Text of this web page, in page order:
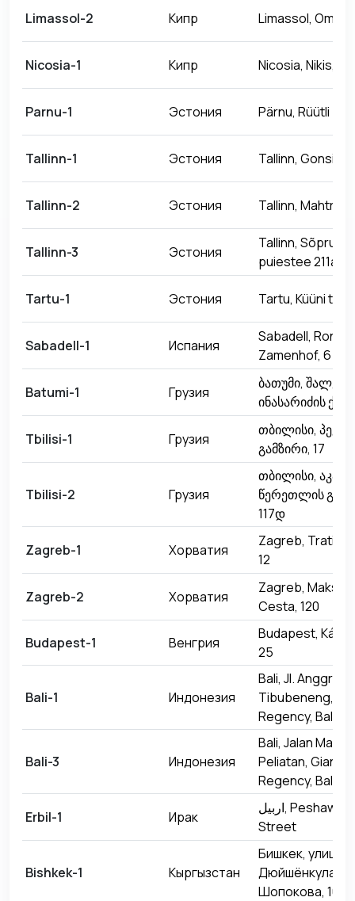
Limassol-2 Кипр Limassol,
Nicosia-1 Кипр Nicosia, Nikis, 42
Parnu-1 Эстония Pärnu, Rüütli 45
Tallinn-1 Эстония Tallinn, Gonsiori
Tallinn-2 Эстония Tallinn, Mahtra
Tallinn-3 Эстония
Tallinn, Sõpruse
puiestee 211a
Tartu-1 Эстония Tartu, Küüni
Sabadell-1 Испания
Sabadell, Ronda
Zamenhof, 6
Batumi-1 Грузия
ბათუმი, შალვა
ინასარიძის
Tbilisi-1 Грузия
თბილისი,
გამზირი, 17
Tbilisi-2 Грузия
თბილისი, აკაკი
წერეთლის
117დ
Zagreb-1 Хорватия
Zagreb,
12
Zagreb-2 Хорватия
Zagreb,
Cesta, 120
Budapest-1 Венгрия
Budapest,
25
Bali-1 Индонезия
Bali, Jl. Anggrek,
Tibubeneng,
Regency, Bali
Bali-3 Индонезия
Bali, Jalan Made
Peliatan, Gianyar
Regency, Bali
Erbil-1 Ирак
اربيل, Peshawa Qazi
Street
Bishkek-1 Кыргызстан
Бишкек, улица
Дюйшёнкула
Шопокова, 101/1